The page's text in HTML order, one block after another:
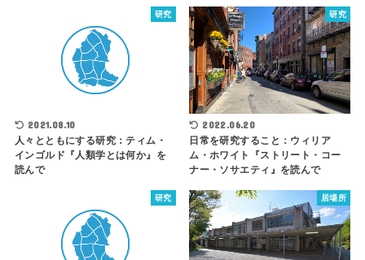
研究
2021.08.10
人々とともにする研究：ティム・
インゴルド『人類学とは何か』を
読んで
研究
2022.06.20
日常を研究すること：ウィリア
ム・ホワイト『ストリート・コー
ナー・ソサエティ』を読んで
研究 居場所